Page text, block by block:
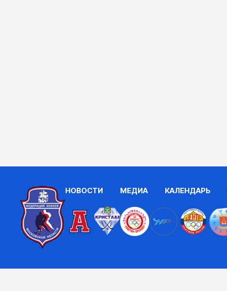
НОВОСТИ МЕДИА КАЛЕНДАРЬ